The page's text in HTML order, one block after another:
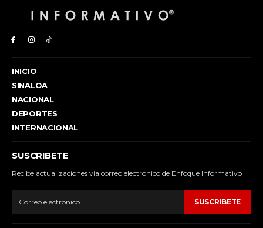
INICIO
SINALOA
NACIONAL
DEPORTES
INTERNACIONAL
SUSCRIBETE
Recibe actualizaciones via correo electronico de Enfoque Informativo
SUSCRIBETE